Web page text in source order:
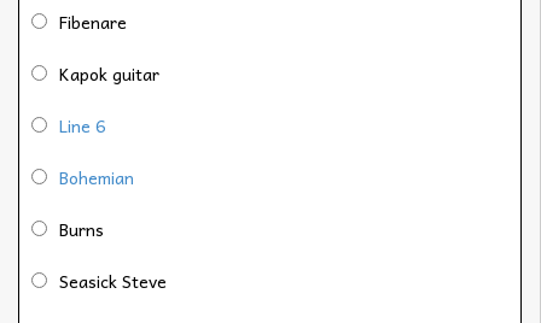
Fibenare
Kapok guitar
Line 6
Bohemian
Burns
Seasick Steve